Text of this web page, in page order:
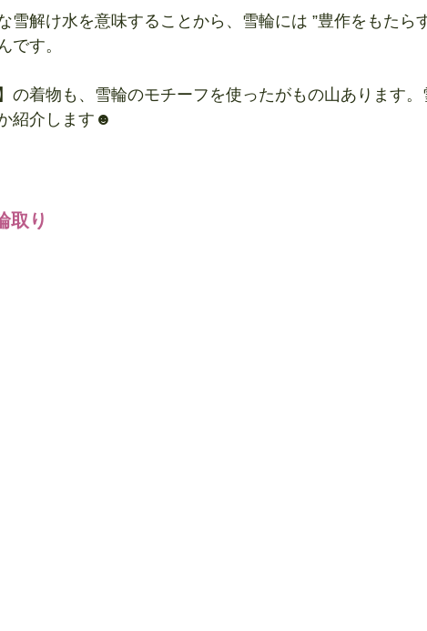
雪解け水を意味することから、雪輪には ”豊作をもたら
んです。
の着物も、雪輪のモチーフを使ったがもの山あります
紹介します☻
取り